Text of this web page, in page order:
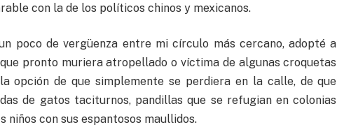
con la de los políticos chinos y mexicanos.
poco de vergüenza entre mi círculo más cercano, adopté a
pronto muriera atropellado o víctima de algunas croquetas
opción de que simplemente se perdiera en la calle, de que
de gatos taciturnos, pandillas que se refugian en colonias
niños con sus espantosos maullidos.